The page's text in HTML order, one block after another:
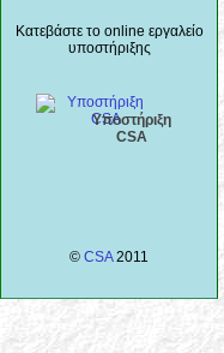
Κατεβάστε το online εργαλείο
υποστήριξης
Υποστήριξη
CSA
© CSA2011